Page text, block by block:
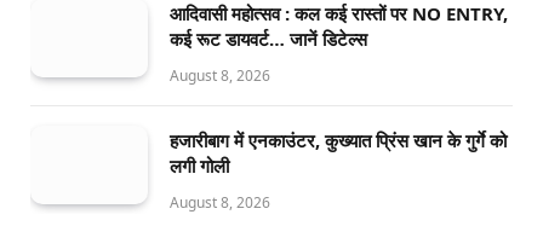
आदिवासी महोत्सव : कल कई रास्तों पर NO ENTRY,
कई रूट डायवर्ट… जानें डिटेल्स
August 8, 2026
हजारीबाग में एनकाउंटर, कुख्यात प्रिंस खान के गुर्गे को
लगी गोली
August 8, 2026